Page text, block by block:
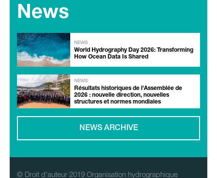
News
NEWS
World Hydrography Day 2026: Transforming
How Ocean Data Is Shared
NEWS
Résultats historiques de l’Assemblée de
2026 : nouvelle direction, nouvelles
structures et normes mondiales
NEWS ARCHIVE
© Droit d'auteur 2019 Organisation hydrographique